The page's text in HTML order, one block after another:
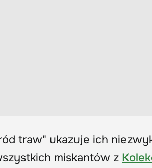
traw" ukazuje ich
miskantów z